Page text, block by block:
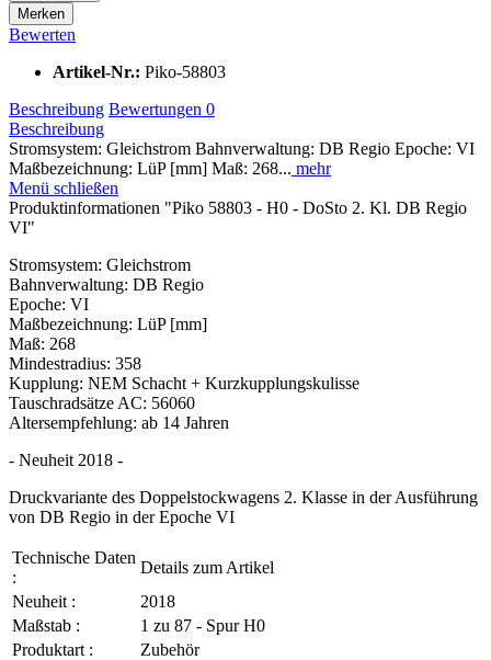
Merken
Bewerten
Artikel-Nr.: Piko-58803
Beschreibung Bewertungen 0
Beschreibung
Stromsystem: Gleichstrom Bahnverwaltung: DB Regio Epoche: VI
Maßbezeichnung: LüP [mm] Maß: 268... mehr
Menü schließen
Produktinformationen "Piko 58803 - H0 - DoSto 2. Kl. DB Regio
VI"
Stromsystem: Gleichstrom
Bahnverwaltung: DB Regio
Epoche: VI
Maßbezeichnung: LüP [mm]
Maß: 268
Mindestradius: 358
Kupplung: NEM Schacht + Kurzkupplungskulisse
Tauschradsätze AC: 56060
Altersempfehlung: ab 14 Jahren
- Neuheit 2018 -
Druckvariante des Doppelstockwagens 2. Klasse in der Ausführung
von DB Regio in der Epoche VI
Technische Daten
:
Details zum Artikel
Neuheit :
2018
Maßstab :
1 zu 87 - Spur H0
Produktart :
Zubehör